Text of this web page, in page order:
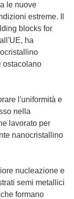
le nuove
estreme. Il
blocks for
ha
ostacolano
l'uniformità e
nella
lavorato per
nanocristallino
nucleazione e
semi metallici
formano